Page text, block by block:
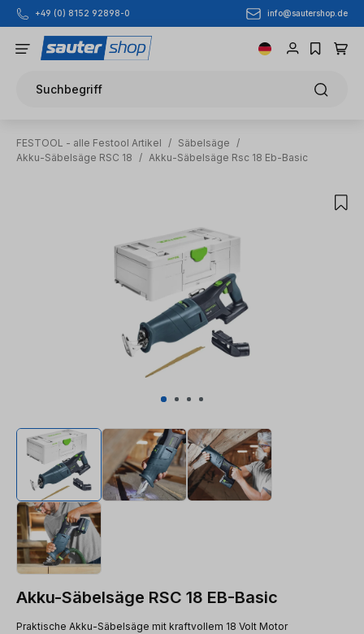
Zum Hauptinhalt springen
+49 (0) 8152 92898-0 info@sautershop.de
Suchbegriff
FESTOOL - alle Festool Artikel / Säbelsäge
/
Akku-Säbelsäge RSC 18
/ Akku-Säbelsäge Rsc 18 Eb-Basic
Akku-Säbelsäge RSC 18 EB-Basic
Praktische Akku-Säbelsäge mit kraftvollem 18 Volt Motor